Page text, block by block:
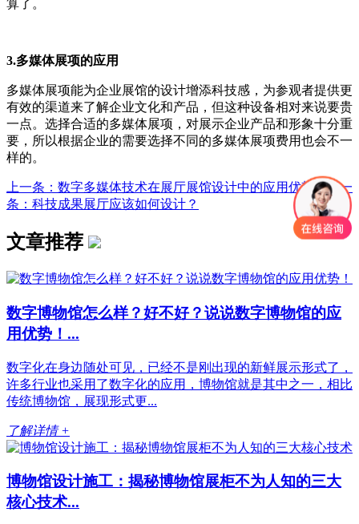
算了。
3.多媒体展项的应用
多媒体展项能为企业展馆的设计增添科技感，为参观者提供更
有效的渠道来了解企业文化和产品，但这种设备相对来说要贵
一点。选择合适的多媒体展项，对展示企业产品和形象十分重
要，所以根据企业的需要选择不同的多媒体展项费用也会不一
样的。
上一条：数字多媒体技术在展厅展馆设计中的应用优势... 下一
条：科技成果展厅应该如何设计？
文章推荐
数字博物馆怎么样？好不好？说说数字博物馆的应
用优势！...
数字化在身边随处可见，已经不是刚出现的新鲜展示形式了，
许多行业也采用了数字化的应用，博物馆就是其中之一，相比
传统博物馆，展现形式更...
了解详情 +
博物馆设计施工：揭秘博物馆展柜不为人知的三大
核心技术...